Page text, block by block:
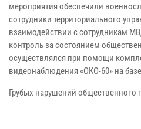
мероприятия обеспечили
сотрудники территориального
взаимодействии с сотрудникам
контроль за состоянием
осуществлялся при помощи
видеонаблюдения «ОКО-60» на
Грубых нарушений общественного